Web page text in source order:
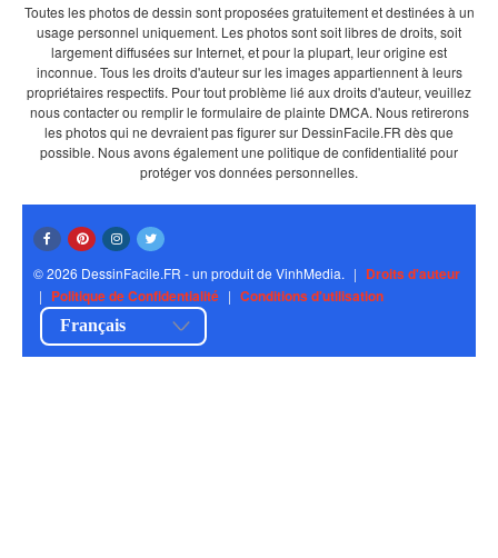
Toutes les photos de dessin sont proposées gratuitement et destinées à un
usage personnel uniquement. Les photos sont soit libres de droits, soit
largement diffusées sur Internet, et pour la plupart, leur origine est
inconnue. Tous les droits d'auteur sur les images appartiennent à leurs
propriétaires respectifs. Pour tout problème lié aux droits d'auteur, veuillez
nous contacter ou remplir le formulaire de plainte DMCA. Nous retirerons
les photos qui ne devraient pas figurer sur DessinFacile.FR dès que
possible. Nous avons également une politique de confidentialité pour
protéger vos données personnelles.
© 2026 DessinFacile.FR - un produit de VinhMedia. | Droits d'auteur
| Politique de Confidentialité | Conditions d'utilisation
Français